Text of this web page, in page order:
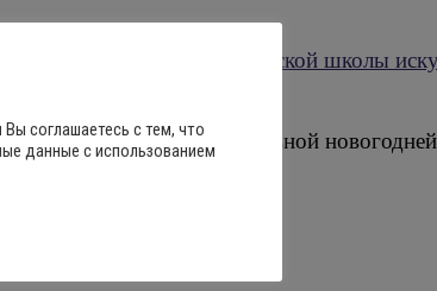
страны. Воспитанники
Детской школы
фрагмент из главной новогодней
Вы соглашаетесь с тем, что
данные с использованием